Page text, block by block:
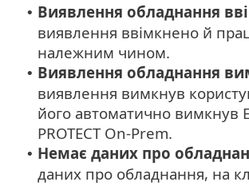
• Виявлення обладнання
виявлення ввімкнено й
належним чином.
• Виявлення обладнання
виявлення вимкнув
його автоматично вимкнув
PROTECT On-Prem.
• Немає даних про
даних про обладнання, на